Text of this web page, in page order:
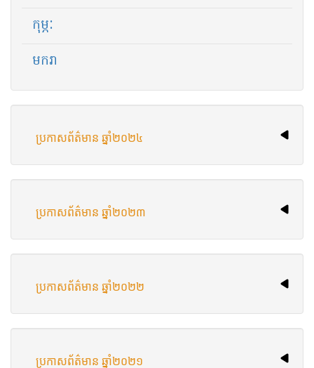
កុម្ភៈ
មករា
ប្រកាសព័ត៌មាន ឆ្នាំ២០២៤
ប្រកាសព័ត៌មាន ឆ្នាំ២០២៣
ប្រកាសព័ត៌មាន ឆ្នាំ២០២២
ប្រកាសព័ត៌មាន ឆ្នាំ២០២១